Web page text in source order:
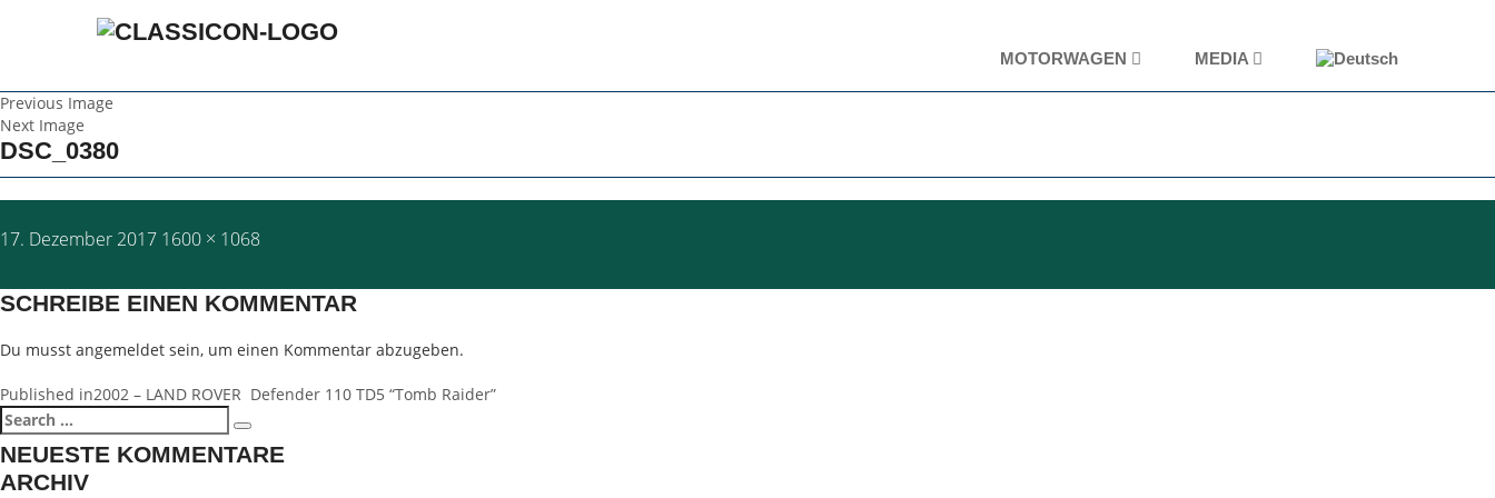
MOTORWAGEN MEDIA
Previous Image
Next Image
DSC_0380
Posted
17. Dezember 2017 Full
1600 × 1068
SCHREIBE EINEN KOMMENTAR
Du musst angemeldet sein, um einen Kommentar abzugeben.
BEITRAGSNAVIGATION
Published in2002 – LAND ROVER Defender 110 TD5 “Tomb Raider”
Search
for:
Search
NEUESTE KOMMENTARE
ARCHIV